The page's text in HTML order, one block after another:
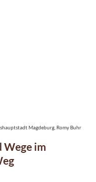
Wege im
Magdeburg, Romy Buhr